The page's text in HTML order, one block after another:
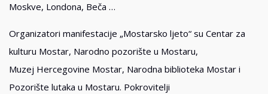
Moskve, Londona, Beča …
Organizatori manifestacije „Mostarsko ljeto“ su Centar za
kulturu Mostar, Narodno pozorište u Mostaru,
Muzej Hercegovine Mostar, Narodna biblioteka Mostar i
Pozorište lutaka u Mostaru. Pokrovitelji